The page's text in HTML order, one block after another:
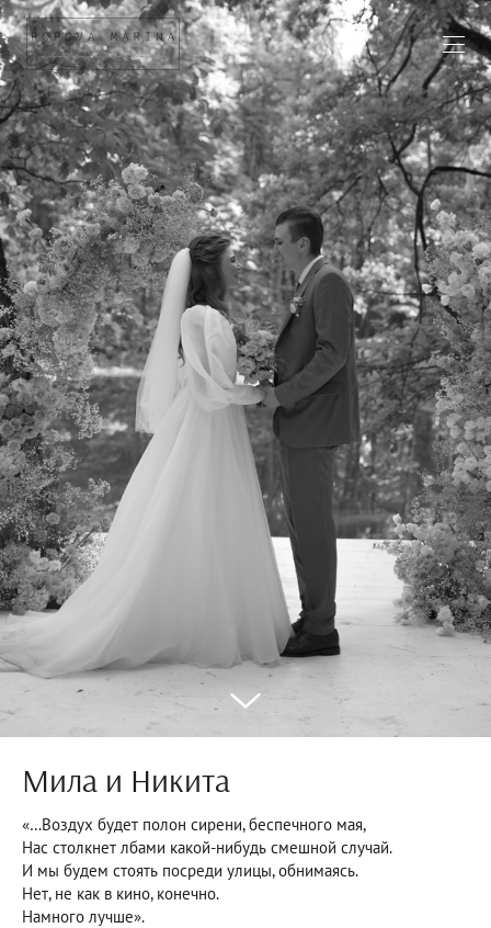
Мила и Никита
«…Воздух будет полон сирени, беспечного мая,
Нас столкнет лбами какой-нибудь смешной случай.
И мы будем стоять посреди улицы, обнимаясь.
Нет, не как в кино, конечно.
Намного лучше».